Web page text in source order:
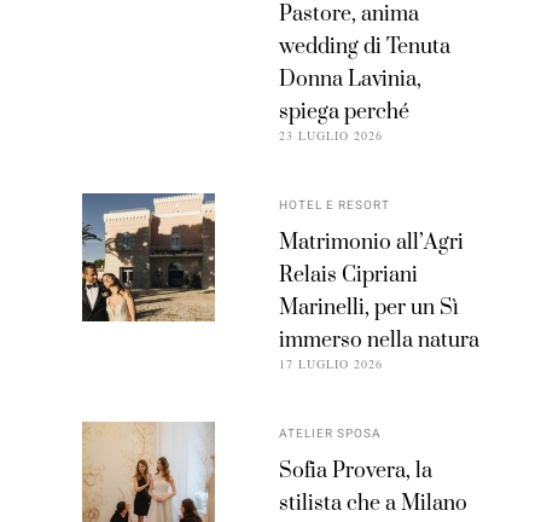
Pastore, anima
wedding di Tenuta
Donna Lavinia,
spiega perché
23 LUGLIO 2026
HOTEL E RESORT
Matrimonio all’Agri
Relais Cipriani
Marinelli, per un Sì
immerso nella natura
17 LUGLIO 2026
ATELIER SPOSA
Sofia Provera, la
stilista che a Milano